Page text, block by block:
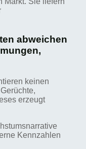
abweichen
keinen
erzeugt
Kennzahlen